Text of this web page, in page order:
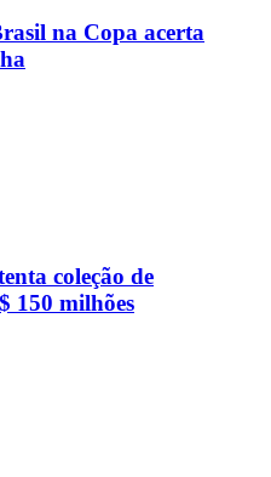
na Copa acerta
coleção de
150 milhões